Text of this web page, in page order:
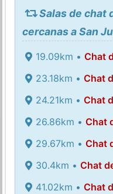
Salas de chat
cercanas a San
19.09km • Chat
23.18km • Chat
24.21km • Chat
26.86km • Chat
29.67km • Chat
30.4km • Chat
41.02km • Chat